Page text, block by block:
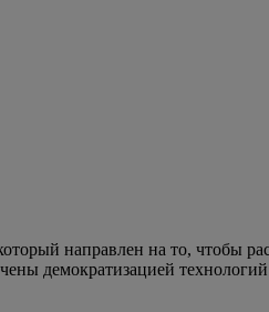
направлен на то, чтобы
демократизацией